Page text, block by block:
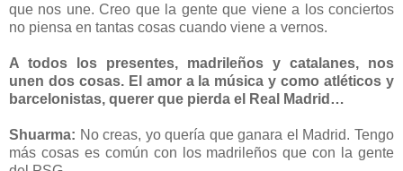
que nos une. Creo que la gente que viene a los conciertos
no piensa en tantas cosas cuando viene a vernos.
A todos los presentes, madrileños y catalanes, nos
unen dos cosas. El amor a la música y como atléticos y
barcelonistas, querer que pierda el Real Madrid…
Shuarma: No creas, yo quería que ganara el Madrid. Tengo
más cosas es común con los madrileños que con la gente